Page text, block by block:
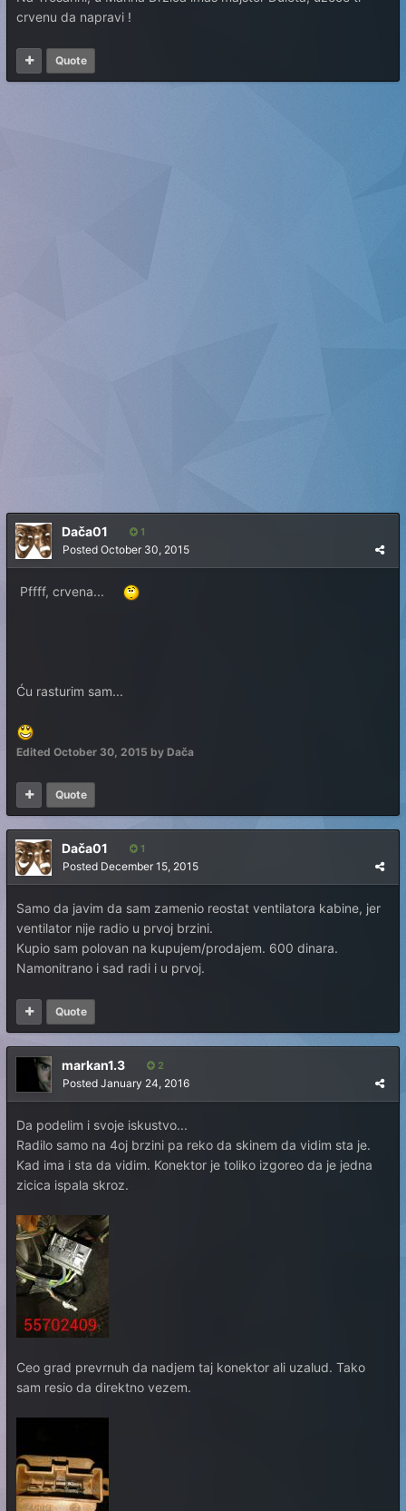
crvenu da napravi !
Quote
Dača01 1
Posted October 30, 2015
Pffff, crvena...
Ću rasturim sam...
Edited October 30, 2015 by Dača
Quote
Dača01 1
Posted December 15, 2015
Samo da javim da sam zamenio reostat ventilatora kabine, jer
ventilator nije radio u prvoj brzini.
Kupio sam polovan na kupujem/prodajem. 600 dinara.
Namonitrano i sad radi i u prvoj.
Quote
markan1.3 2
Posted January 24, 2016
Da podelim i svoje iskustvo...
Radilo samo na 4oj brzini pa reko da skinem da vidim sta je.
Kad ima i sta da vidim. Konektor je toliko izgoreo da je jedna
zicica ispala skroz.
Ceo grad prevrnuh da nadjem taj konektor ali uzalud. Tako
sam resio da direktno vezem.